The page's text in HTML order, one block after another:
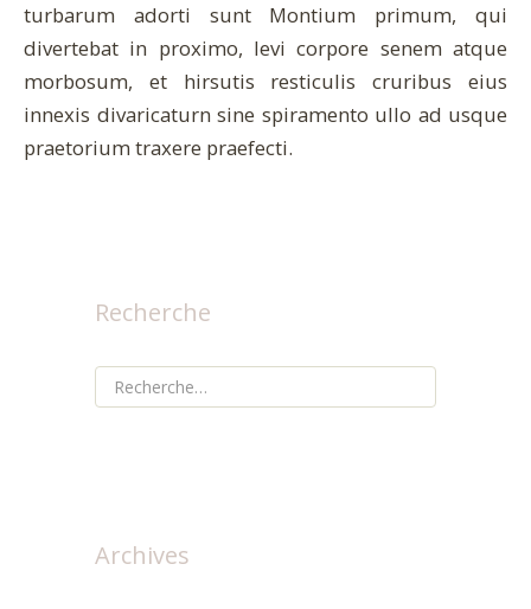
turbarum adorti sunt Montium primum, qui
divertebat in proximo, levi corpore senem atque
morbosum, et hirsutis resticulis cruribus eius
innexis divaricaturn sine spiramento ullo ad usque
praetorium traxere praefecti.
Recherche
Rechercher :
Archives